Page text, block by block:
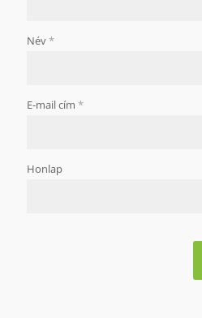
Név*
E-mail cím *
Honlap